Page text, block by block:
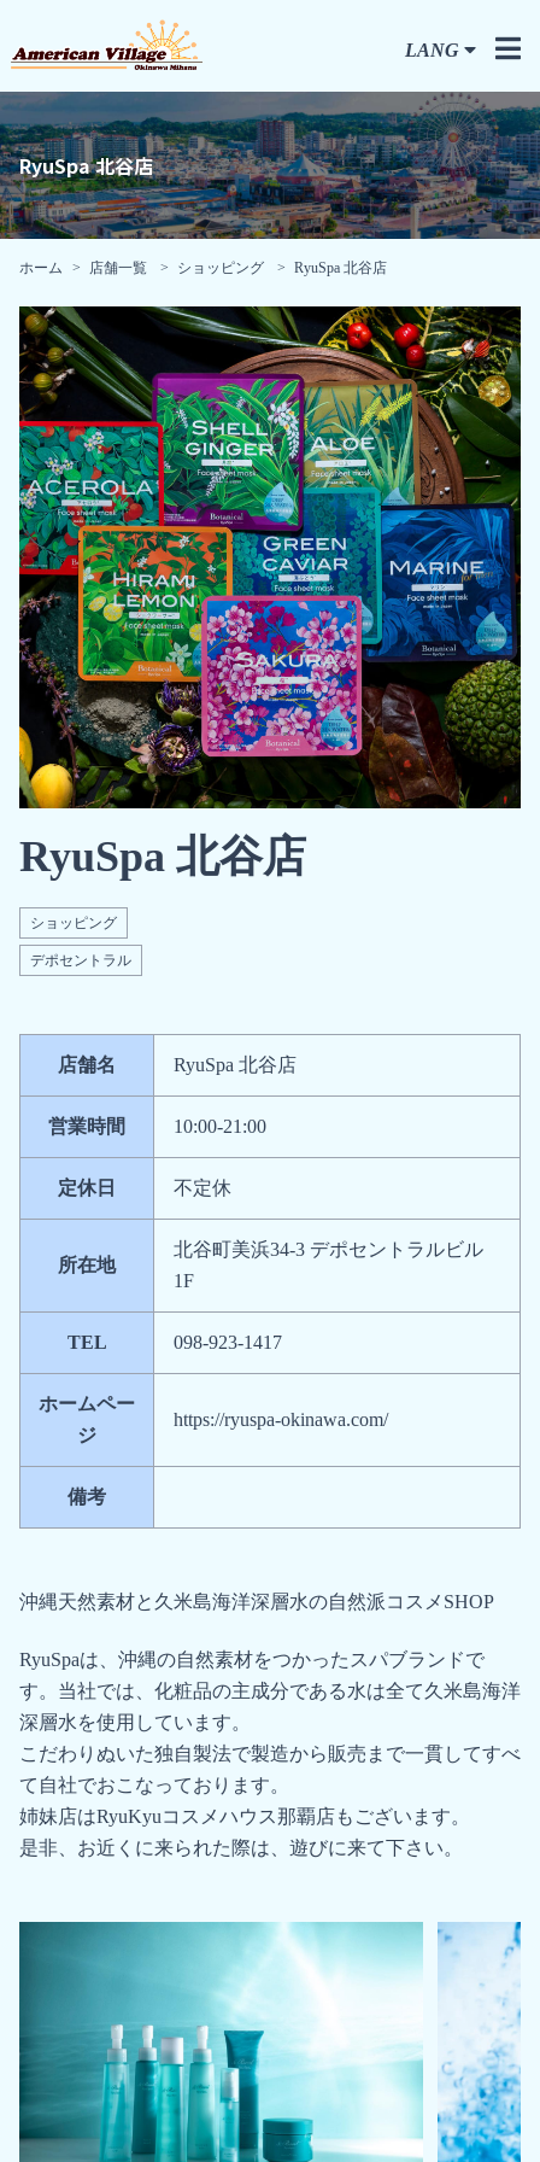
LANG
RyuSpa 北谷店
ホーム 店舗一覧 ショッピング RyuSpa 北谷店
RyuSpa 北谷店
ショッピング
デポセントラル
店舗名 RyuSpa 北谷店
営業時間 10:00-21:00
定休日 不定休
所在地
北谷町美浜34-3 デポセントラルビル
1F
TEL 098-923-1417
ホームペー
ジ
https://ryuspa-okinawa.com/
備考
沖縄天然素材と久米島海洋深層水の自然派コスメSHOP
RyuSpaは、沖縄の自然素材をつかったスパブランドで
す。当社では、化粧品の主成分である水は全て久米島海洋
深層水を使用しています。
こだわりぬいた独自製法で製造から販売まで一貫してすべ
て自社でおこなっております。
姉妹店はRyuKyuコスメハウス那覇店もございます。
是非、お近くに来られた際は、遊びに来て下さい。